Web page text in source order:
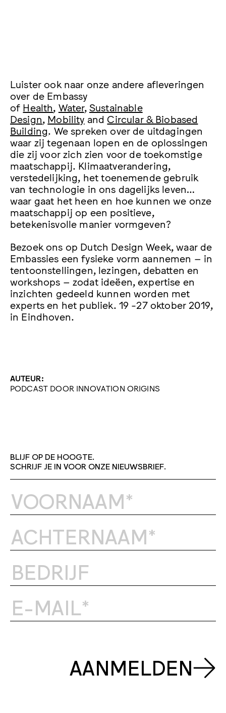
Luister ook naar onze andere afleveringen
over de Embassy
of Health, Water, Sustainable
Design, Mobility andCircular & Biobased
Building. We spreken over de uitdagingen
waar zij tegenaan lopen en de oplossingen
die zij voor zich zien voor de toekomstige
maatschappij. Klimaatverandering,
verstedelijking, het toenemende gebruik
van technologie in ons dagelijks leven…
waar gaat het heen en hoe kunnen we onze
maatschappij op een positieve,
betekenisvolle manier vormgeven?
Bezoek ons op Dutch Design Week, waar de
Embassies een fysieke vorm aannemen – in
tentoonstellingen, lezingen, debatten en
workshops – zodat ideëen, expertise en
inzichten gedeeld kunnen worden met
experts en het publiek. 19 -27 oktober 2019,
in Eindhoven.
AUTEUR:
PODCAST DOOR INNOVATION ORIGINS
BLIJF OP DE HOOGTE.
SCHRIJF JE IN VOOR ONZE NIEUWSBRIEF.
AANMELDEN